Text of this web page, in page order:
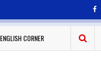
ENGLISH CORNER